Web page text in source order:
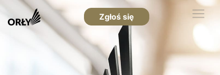
Zgłoś się